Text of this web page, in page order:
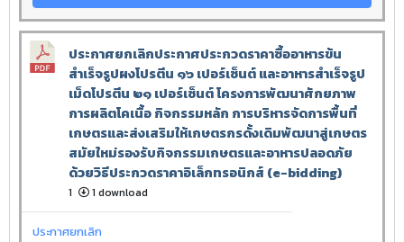
ประกาศยกเลิกประกาศประกวดราคาซื้ออาหารข้น
สำเร็จรูปผงโปรตีน ๑๖ เปอร์เซ็นต์ และอาหารสำเร็จรูป
เม็ดโปรตีน ๒๑ เปอร์เซ็นต์ โครงการพัฒนาศักยภาพ
การผลิตโคเนื้อ กิจกรรมหลัก การบริหารจัดการพื้นที่
เกษตรและส่งเสริมให้เกษตรกรดั้งเดิมพัฒนาสู่เกษตร
สมัยใหม่รองรับกิจกรรมเกษตรและอาหารปลอดภัย
ด้วยวิธีประกวดราคาอิเล็กทรอนิกส์ (e-bidding)
1 1 download
ประกาศยกเลิก